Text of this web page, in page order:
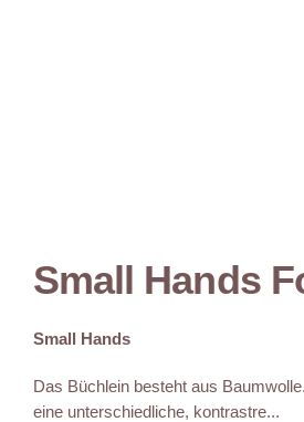
Small Hands
Small Hands
Das Büchlein besteht aus
eine unterschiedliche, kontrastre...